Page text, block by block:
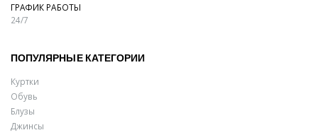
ГРАФИК РАБОТЫ
24/7
ПОПУЛЯРНЫЕ КАТЕГОРИИ
Куртки
Обувь
Блузы
Джинсы